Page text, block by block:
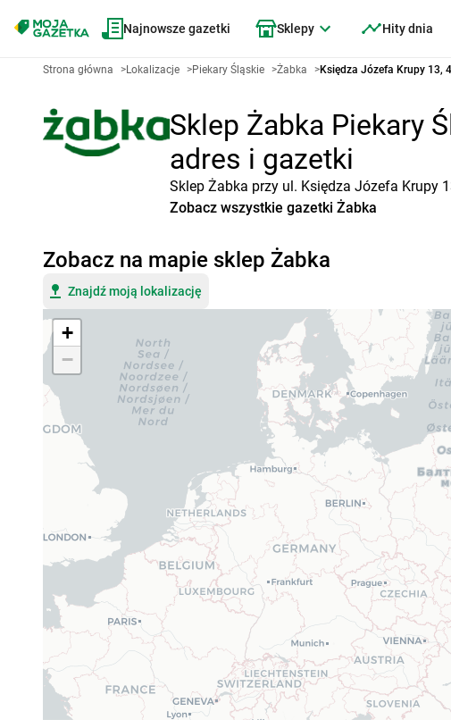
Najnowsze gazetki Sklepy Hity dnia
Strona główna >Lokalizacje >Piekary Śląskie >Żabka >Księdza Józefa Krupy 13,
Sklep Żabka Piekary
adres i gazetki
Sklep Żabka przy ul. Księdza Józefa Krupy
Zobacz wszystkie gazetki Żabka
Zobacz na mapie sklep Żabka
Znajdź moją lokalizację
+
−